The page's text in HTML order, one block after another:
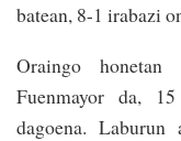
batean, 8-1 irabazi
Oraingo honetan
Fuenmayor da,
dagoena. Laburun